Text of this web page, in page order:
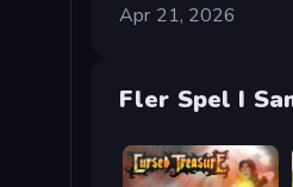
Apr 21, 2026
Fler Spel I